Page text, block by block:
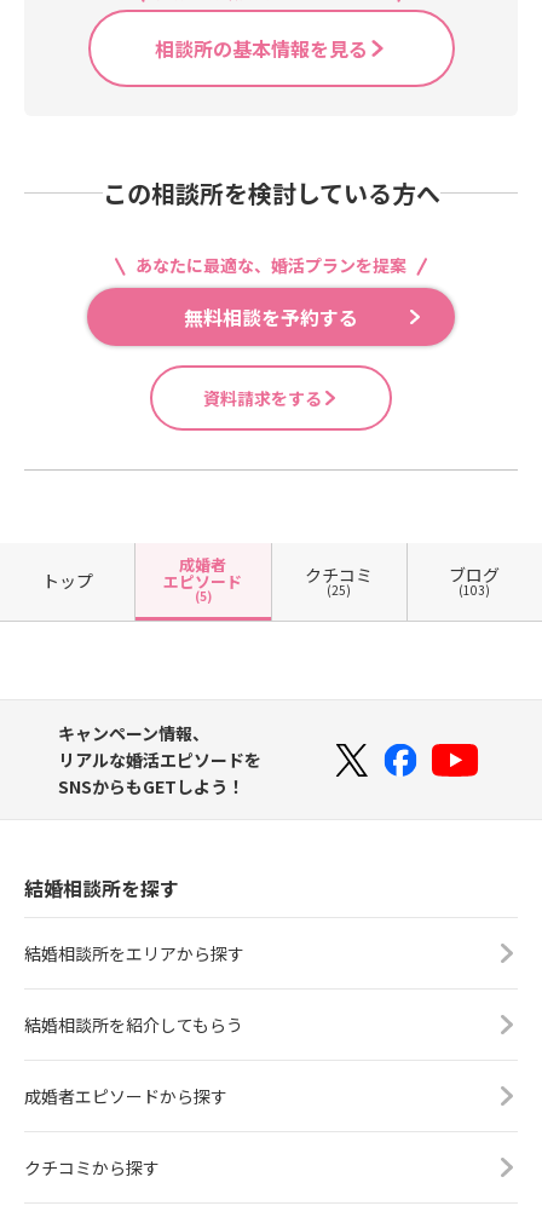
相談所の基本情報を見る
この相談所を検討している方へ
あなたに最適な、婚活プランを提案
無料相談を予約する
資料請求をする
トップ
成婚者
エピソード
(5)
クチコミ
(25)
ブログ
(103)
キャンペーン情報、
リアルな婚活エピソードを
SNSからもGETしよう！
結婚相談所を探す
結婚相談所をエリアから探す
結婚相談所を紹介してもらう
成婚者エピソードから探す
クチコミから探す